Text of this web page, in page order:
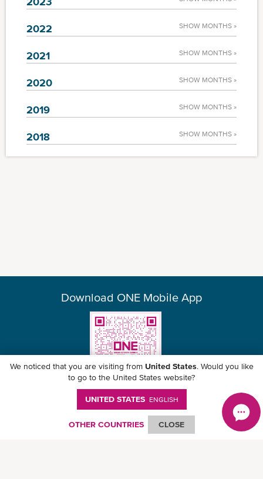
2022 SHOW MONTHS »
2021 SHOW MONTHS »
2020 SHOW MONTHS »
2019 SHOW MONTHS »
2018 SHOW MONTHS »
Download ONE Mobile App
© Ocean Network Express Pte. Ltd. All rights reserved. -個人情報保護方針 -ご
免責事項-サイトマップ
We noticed that you are visiting from United States. Would you like
to go to the United States website?
UNITED STATES ENGLISH
OTHER COUNTRIES CLOSE